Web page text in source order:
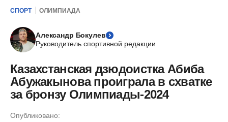
СПОРТ ОЛИМПИАДА
Александр Бокулев
Руководитель спортивной редакции
Казахстанская дзюдоистка Абиба
Абужакынова проиграла в схватке
за бронзу Олимпиады-2024
Опубликовано: